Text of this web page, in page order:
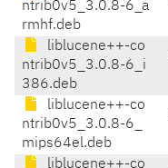
ntrib0v5_3.0.8-6_a
rmhf.deb
liblucene++-co
ntrib0v5_3.0.8-6_i
386.deb
liblucene++-co
ntrib0v5_3.0.8-6_
mips64el.deb
liblucene++-co